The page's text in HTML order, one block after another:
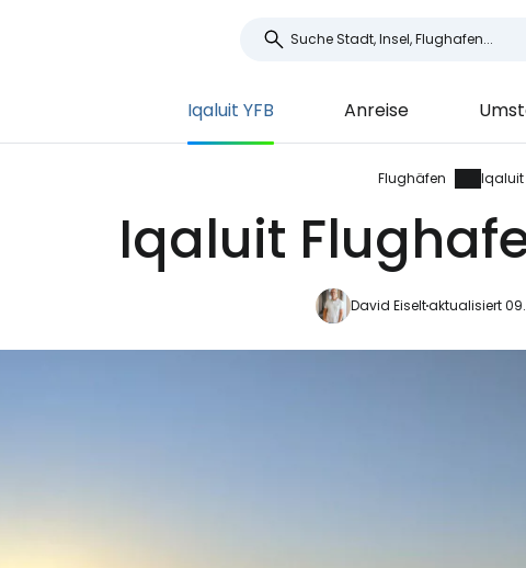
Iqaluit YFB Anreise
Flughäfen Iqaluit
Iqaluit
David Eiseltaktualisiert